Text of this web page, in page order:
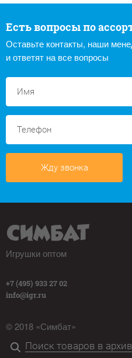
Есть вопросы по
Оставьте контакты, наши
и ответят на все вопросы
Жду звонка
Игрушки оптом
+7 (495) 933 27 02
info@igr.ru
© 2018 «Симбат»